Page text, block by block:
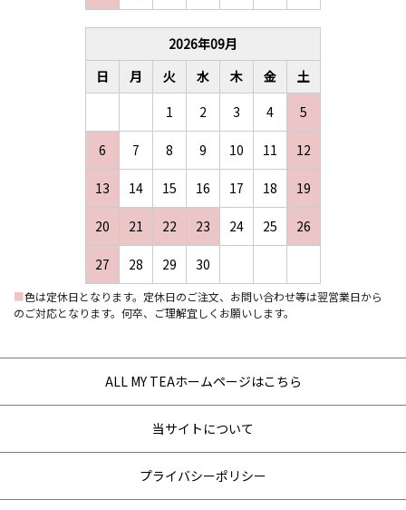
2026年09月
日
月 火 水 木 金
土
1
2 3 4 5
6 7 8 9 10 11 12
13 14 15 16 17 18 19
20 21 22 23 24 25 26
27 28 29 30
■色は定休日となります。定休日のご注文、お問い合わせ等は翌営業日から
のご対応となります。何卒、ご理解宜しくお願いします。
ALL MY TEAホームページはこちら
当サイトについて
プライバシーポリシー